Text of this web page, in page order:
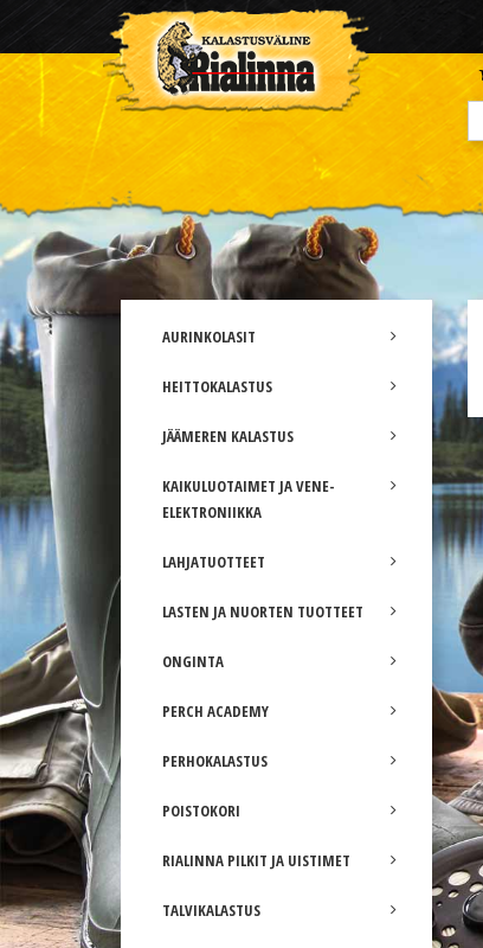
AURINKOLASIT
HEITTOKALASTUS
JÄÄMEREN KALASTUS
KAIKULUOTAIMET JA VENE-
ELEKTRONIIKKA
LAHJATUOTTEET
LASTEN JA NUORTEN TUOTTEET
ONGINTA
PERCH ACADEMY
PERHOKALASTUS
POISTOKORI
RIALINNA PILKIT JA UISTIMET
TALVIKALASTUS